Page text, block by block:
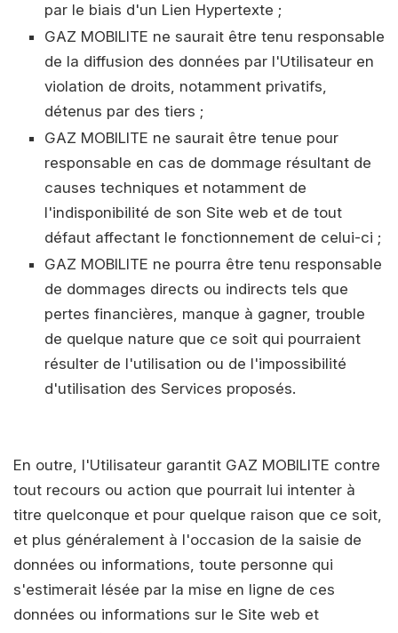
par le biais d'un Lien Hypertexte ;
GAZ MOBILITE ne saurait être tenu responsable
de la diffusion des données par l'Utilisateur en
violation de droits, notamment privatifs,
détenus par des tiers ;
GAZ MOBILITE ne saurait être tenue pour
responsable en cas de dommage résultant de
causes techniques et notamment de
l'indisponibilité de son Site web et de tout
défaut affectant le fonctionnement de celui-ci ;
GAZ MOBILITE ne pourra être tenu responsable
de dommages directs ou indirects tels que
pertes financières, manque à gagner, trouble
de quelque nature que ce soit qui pourraient
résulter de l'utilisation ou de l'impossibilité
d'utilisation des Services proposés.
En outre, l'Utilisateur garantit GAZ MOBILITE contre
tout recours ou action que pourrait lui intenter à
titre quelconque et pour quelque raison que ce soit,
et plus généralement à l'occasion de la saisie de
données ou informations, toute personne qui
s'estimerait lésée par la mise en ligne de ces
données ou informations sur le Site web et